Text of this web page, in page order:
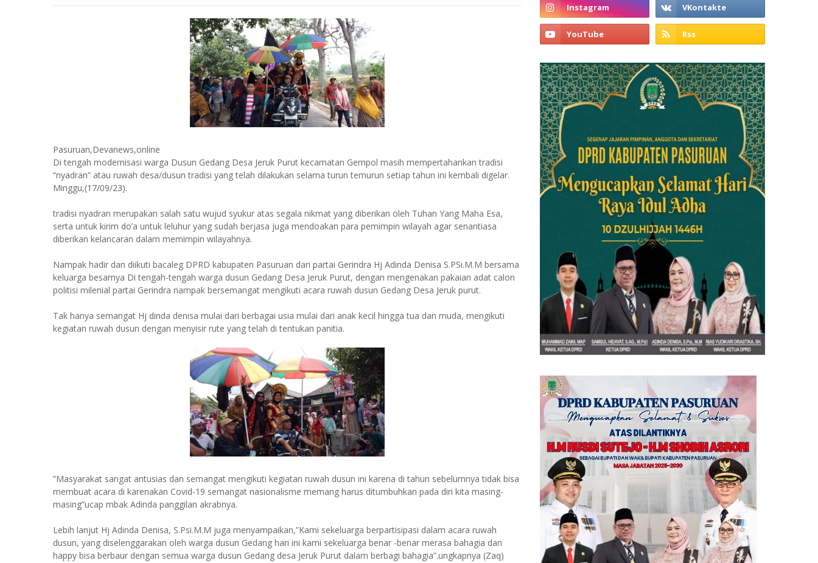
Pasuruan,Devanews,online
Di tengah modernisasi warga Dusun Gedang Desa Jeruk Purut kecamatan Gempol masih mempertahankan tradisi
“nyadran” atau ruwah desa/dusun tradisi yang telah dilakukan selama turun temurun setiap tahun ini kembali digelar.
Minggu,(17/09/23).
tradisi nyadran merupakan salah satu wujud syukur atas segala nikmat yang diberikan oleh Tuhan Yang Maha Esa,
serta untuk kirim do’a untuk leluhur yang sudah berjasa juga mendoakan para pemimpin wilayah agar senantiasa
diberikan kelancaran dalam memimpin wilayahnya.
Nampak hadir dan diikuti bacaleg DPRD kabupaten Pasuruan dari partai Gerindra Hj Adinda Denisa S.PSi.M.M bersama
keluarga besarnya Di tengah-tengah warga dusun Gedang Desa Jeruk Purut, dengan mengenakan pakaian adat calon
politisi milenial partai Gerindra nampak bersemangat mengikuti acara ruwah dusun Gedang Desa Jeruk purut.
Tak hanya semangat Hj dinda denisa mulai dari berbagai usia mulai dari anak kecil hingga tua dan muda, mengikuti
kegiatan ruwah dusun dengan menyisir rute yang telah di tentukan panitia.
”Masyarakat sangat antusias dan semangat mengikuti kegiatan ruwah dusun ini karena di tahun sebelumnya tidak bisa
membuat acara di karenakan Covid-19 semangat nasionalisme memang harus ditumbuhkan pada diri kita masing-
masing”ucap mbak Adinda panggilan akrabnya.
Lebih lanjut Hj Adinda Denisa, S.Psi.M.M juga menyampaikan,”Kami sekeluarga berpartisipasi dalam acara ruwah
dusun, yang diselenggarakan oleh warga dusun Gedang hari ini kami sekeluarga benar -benar merasa bahagia dan
happy bisa berbaur dengan semua warga dusun Gedang desa Jeruk Purut dalam berbagi bahagia”.ungkapnya (Zaq)